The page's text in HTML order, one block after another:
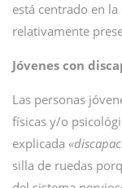
está centrado en
relativamente
Jóvenes con
Las personas
físicas y/o
explicada
silla de ruedas